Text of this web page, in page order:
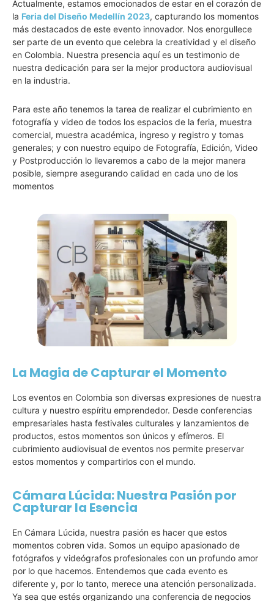
Actualmente, estamos emocionados de estar en el corazón de
la Feria del Diseño Medellín 2023, capturando los momentos
más destacados de este evento innovador. Nos enorgullece
ser parte de un evento que celebra la creatividad y el diseño
en Colombia. Nuestra presencia aquí es un testimonio de
nuestra dedicación para ser la mejor productora audiovisual
en la industria.
Para este año tenemos la tarea de realizar el cubrimiento en
fotografía y video de todos los espacios de la feria, muestra
comercial, muestra académica, ingreso y registro y tomas
generales; y con nuestro equipo de Fotografía, Edición, Video
y Postproducción lo llevaremos a cabo de la mejor manera
posible, siempre asegurando calidad en cada uno de los
momentos
La Magia de Capturar el Momento
Los eventos en Colombia son diversas expresiones de nuestra
cultura y nuestro espíritu emprendedor. Desde conferencias
empresariales hasta festivales culturales y lanzamientos de
productos, estos momentos son únicos y efímeros. El
cubrimiento audiovisual de eventos nos permite preservar
estos momentos y compartirlos con el mundo.
Cámara Lúcida: Nuestra Pasión por
Capturar la Esencia
En Cámara Lúcida, nuestra pasión es hacer que estos
momentos cobren vida. Somos un equipo apasionado de
fotógrafos y videógrafos profesionales con un profundo amor
por lo que hacemos. Entendemos que cada evento es
diferente y, por lo tanto, merece una atención personalizada.
Ya sea que estés organizando una conferencia de negocios